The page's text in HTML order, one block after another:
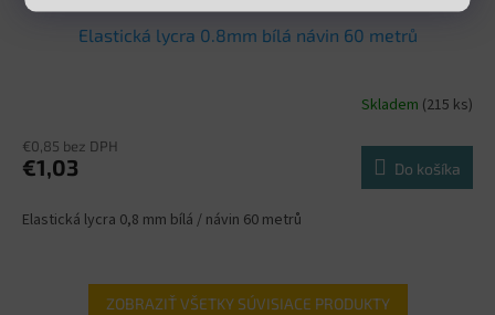
Elastická lycra 0.8mm bílá návin 60 metrů
Skladem (215 ks)
€0,85 bez DPH
€1,03 Do košíka
Elastická lycra 0,8 mm bílá / návin 60 metrů
ZOBRAZIŤ VŠETKY SÚVISIACE PRODUKTY